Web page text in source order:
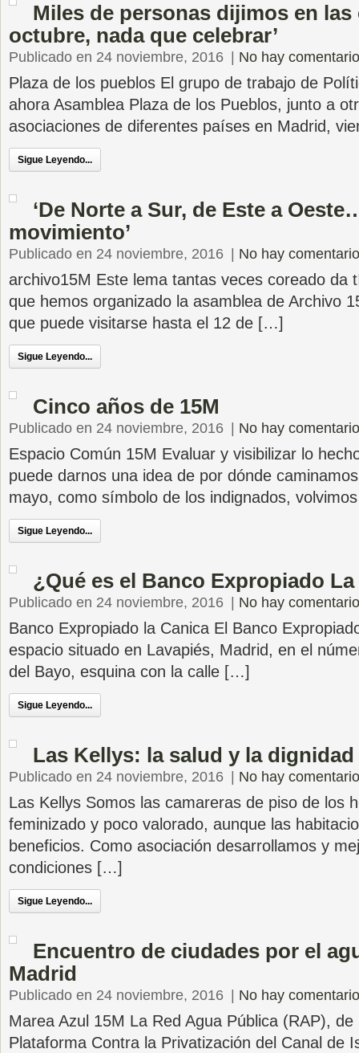
Miles de personas dijimos en las
octubre, nada que celebrar’
Publicado en 24 noviembre, 2016 No hay
Plaza de los pueblos El grupo de trabajo de
ahora Asamblea Plaza de los Pueblos, junto a
asociaciones de diferentes países en Madrid,
Sigue Leyendo...
‘De Norte a Sur, de Este a
movimiento’
Publicado en 24 noviembre, 2016 No hay
archivo15M Este lema tantas veces coreado da
que hemos organizado la asamblea de Archivo
que puede visitarse hasta el 12 de […]
Sigue Leyendo...
Cinco años de 15M
Publicado en 24 noviembre, 2016 No hay
Espacio Común 15M Evaluar y visibilizar lo
puede darnos una idea de por dónde
mayo, como símbolo de los indignados,
Sigue Leyendo...
¿Qué es el Banco Expropiado
Publicado en 24 noviembre, 2016 No hay
Banco Expropiado la Canica El Banco
espacio situado en Lavapiés, Madrid, en el
del Bayo, esquina con la calle […]
Sigue Leyendo...
Las Kellys: la salud y la
Publicado en 24 noviembre, 2016 No hay
Las Kellys Somos las camareras de piso de los
feminizado y poco valorado, aunque las
beneficios. Como asociación desarrollamos y
condiciones […]
Sigue Leyendo...
Encuentro de ciudades por el
Madrid
Publicado en 24 noviembre, 2016 No hay
Marea Azul 15M La Red Agua Pública (RAP),
Plataforma Contra la Privatización del Canal de